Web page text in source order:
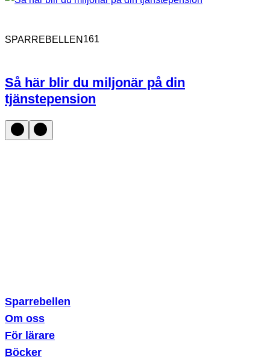
SPARREBELLEN 161
Så här blir du miljonär på din
tjänstepension
Sparrebellen
Om oss
För lärare
Böcker